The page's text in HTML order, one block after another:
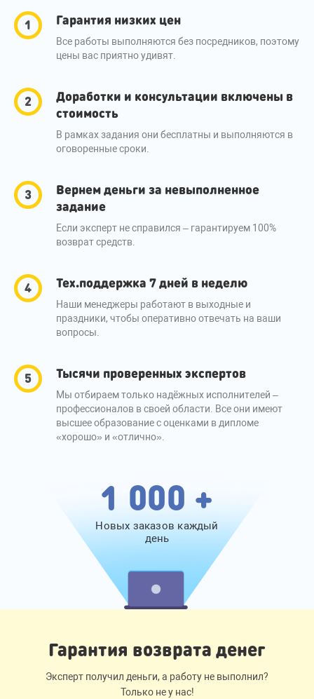
Гарантия низких цен
Все работы выполняются без посредников, поэтому
цены вас приятно удивят.
Доработки и консультации включены в
стоимость
В рамках задания они бесплатны и выполняются в
оговоренные сроки.
Вернем деньги за невыполненное
задание
Если эксперт не справился – гарантируем 100%
возврат средств.
Тех.поддержка 7 дней в неделю
Наши менеджеры работают в выходные и
праздники, чтобы оперативно отвечать на ваши
вопросы.
Тысячи проверенных экспертов
Мы отбираем только надёжных исполнителей –
профессионалов в своей области. Все они имеют
высшее образование с оценками в дипломе
«хорошо» и «отлично».
1 000 +
Новых заказов каждый
день
Гарантия возврата денег
Эксперт получил деньги, а работу не выполнил?
Только не у нас!